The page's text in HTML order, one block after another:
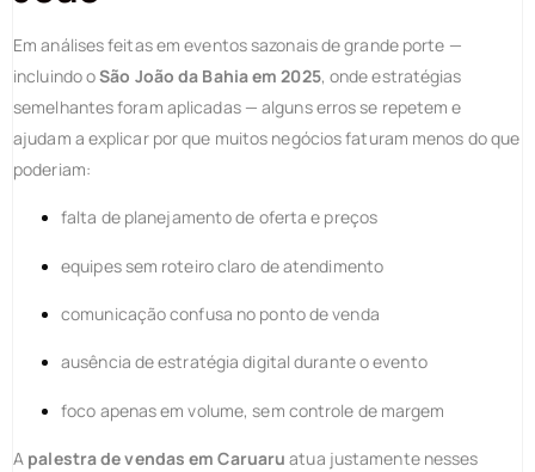
Em análises feitas em eventos sazonais de grande porte —
incluindo oSão João da Bahia em 2025, onde estratégias
semelhantes foram aplicadas — alguns erros se repetem e
ajudam a explicar por que muitos negócios faturam menos do que
poderiam:
falta de planejamento de oferta e preços
equipes sem roteiro claro de atendimento
comunicação confusa no ponto de venda
ausência de estratégia digital durante o evento
foco apenas em volume, sem controle de margem
A palestra de vendas em Caruaru atua justamente nesses